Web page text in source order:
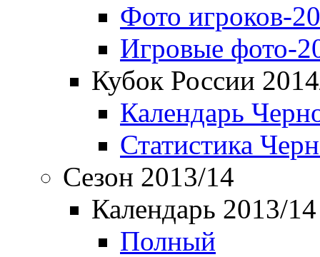
Фото игроков-
Игровые фото-
Кубок России
Календарь
Статистика
Сезон 2013/14
Календарь 2013/14
Полный